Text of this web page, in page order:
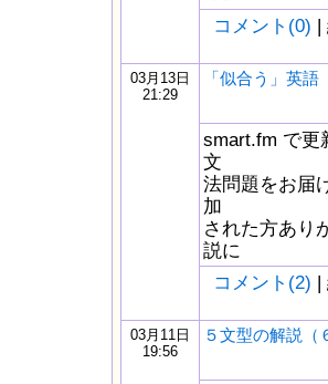
コメント(0) |
03月13日
21:29
「似合う」英語
smart.fm で更
文
法問題をお届
加
された方あり
説に
コメント(2) |
03月11日
19:56
５文型の解説（